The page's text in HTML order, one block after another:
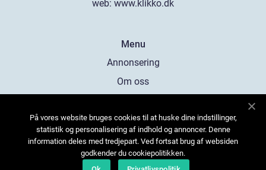
web: www.klikko.dk
Menu
Annonsering
Om oss
Kontakta oss
Sitemap
På vores website bruges cookies til at huske dine indstillinger,
statistik og personalisering af indhold og annoncer. Denne
information deles med tredjepart. Ved fortsat brug af websiden
godkender du cookiepolitikken.